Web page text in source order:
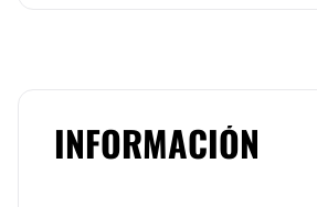
INFORMACIÓN